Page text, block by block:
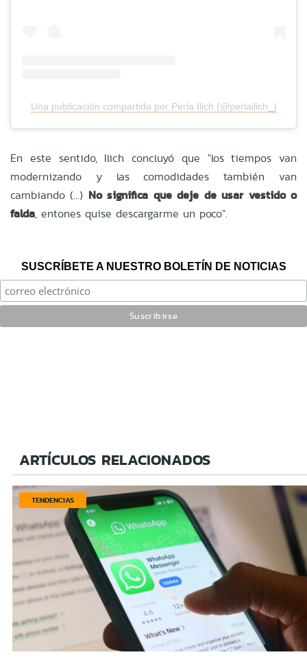
Una publicación compartida por Perla Ilich (@perlailich_)
En este sentido, Ilich concluyó que "los tiempos van
modernizando y las comodidades también van
cambiando (...) No significa que deje de usar vestido o
falda, entones quise descargarme un poco".
SUSCRÍBETE A NUESTRO BOLETÍN DE NOTICIAS
ARTÍCULOS RELACIONADOS
TENDENCIAS